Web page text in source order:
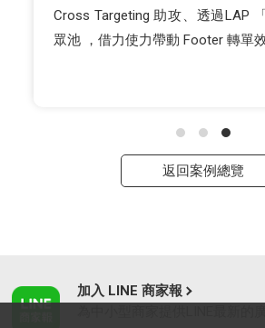
Cross Targeting 助攻、透過LAP
眾池 ，借力使力帶動 Footer 轉單
返回案例總覽
加入 LINE 商家報